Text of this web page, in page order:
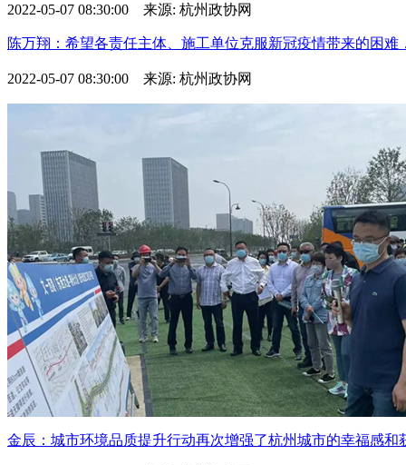
2022-05-07 08:30:00 来源: 杭州政协网
陈万翔：希望各责任主体、施工单位克服新冠疫情带来的困难
2022-05-07 08:30:00 来源: 杭州政协网
金辰：城市环境品质提升行动再次增强了杭州城市的幸福感和